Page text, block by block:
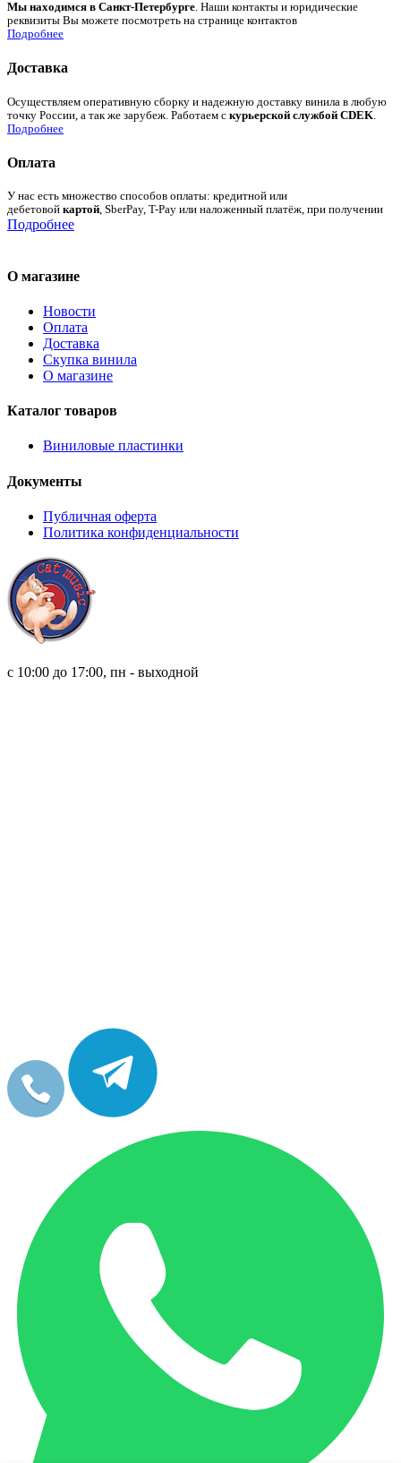
Мы находимся в Санкт-Петербурге. Наши контакты и юридические
реквизиты Вы можете посмотреть на странице контактов
Подробнее
Доставка
Осуществляем оперативную сборку и надежную доставку винила в любую
точку России, а так же зарубеж. Работаем с курьерской службой CDEK
Подробнее
Оплата
У нас есть множество способов оплаты: кредитной или
дебетовой картой, SberPay, T-Pay или наложенный платёж, при получении
Подробнее
О магазине
Новости
Оплата
Доставка
Скупка винила
О магазине
Каталог товаров
Виниловые пластинки
Документы
Публичная оферта
Политика конфиденциальности
с 10:00 до 17:00, пн - выходной